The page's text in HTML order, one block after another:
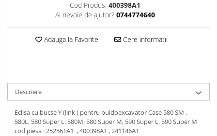
Cod Produs: 400398A1
Ai nevoie de ajutor? 0744774640
Adauga la Favorite Cere informatii
Descriere
Eclisa cu bucse Y (link ) pentru buldoexcavator Case 580 SM ,
580L, 580 Super L, 580M, 580 Super M, 590 Super L, 590 Super M
cod piesa : 252561A1 ,400398A1 ,241146A1